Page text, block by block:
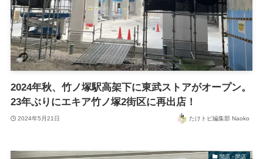
2024年秋、竹ノ塚駅高架下に東武ストアがオープン。
23年ぶりにエキア竹ノ塚2街区に再出店！
2024年5月21日 たけトピ編集部 Naoko
開店・閉店